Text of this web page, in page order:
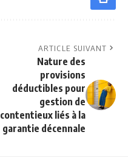
ARTICLE SUIVANT
Nature des
provisions
déductibles pour
gestion de
contentieux liés à la
garantie décennale